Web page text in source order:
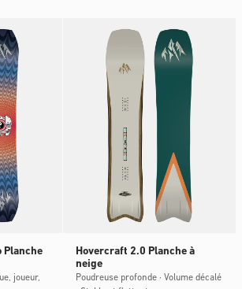
Planche
joueur,
Hovercraft 2.0 Planche à
neige
Poudreuse profonde · Volume décalé